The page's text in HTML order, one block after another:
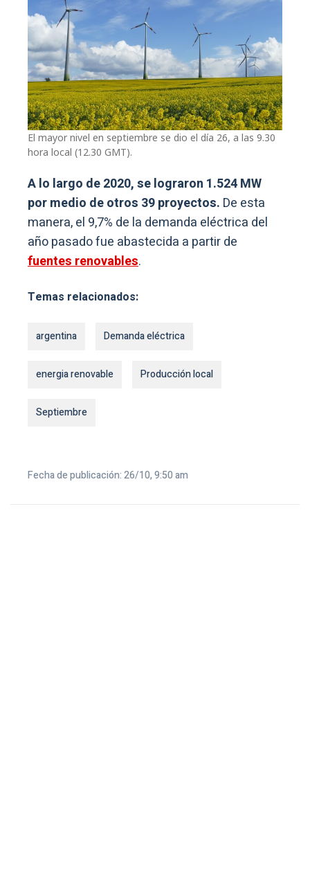
El mayor nivel en septiembre se dio el día 26, a las 9.30
hora local (12.30 GMT).
A lo largo de 2020, se lograron 1.524 MW
por medio de otros 39 proyectos. De esta
manera, el 9,7% de la demanda eléctrica del
año pasado fue abastecida a partir de
fuentes renovables.
Temas relacionados:
argentina Demanda eléctrica
energia renovable Producción local
Septiembre
Fecha de publicación: 26/10, 9:50 am